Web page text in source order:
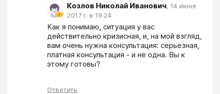
Козлов Николай Иванович, 14 июня
2017 г. в 19:24
Как я понимаю, ситуация у вас
действительно кризисная, и, на мой взгляд,
вам очень нужна консультация: серьезная,
платная консультация - и не одна. Вы к
этому готовы?
Ответить